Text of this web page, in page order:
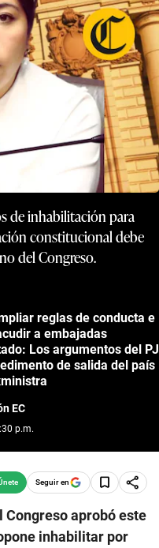
de inhabilitación para
constitucional debe
del Congreso.
reglas de conducta e
a embajadas
Los argumentos del PJ
de salida del país
EC
p.m.
Seguir en
aprobó este
inhabilitar por